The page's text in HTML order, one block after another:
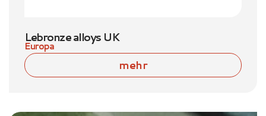
Lebronze alloys UK
Europa
mehr